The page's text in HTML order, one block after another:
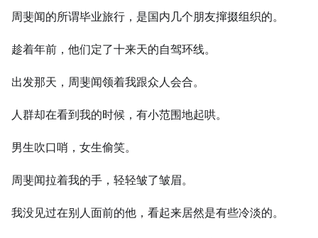
周斐闻的所谓毕业旅行，是国内几个朋友撺掇组织的。
趁着年前，他们定了十来天的自驾环线。
出发那天，周斐闻领着我跟众人会合。
人群却在看到我的时候，有小范围地起哄。
男生吹口哨，女生偷笑。
周斐闻拉着我的手，轻轻皱了皱眉。
我没见过在别人面前的他，看起来居然是有些冷淡的。